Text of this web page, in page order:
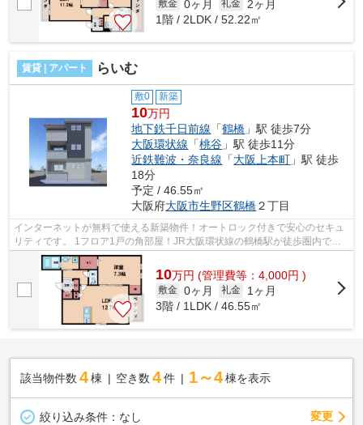
敷金 0ヶ月 礼金
2ヶ月
1階 / 2LDK / 52.22㎡
賃貸 | アパート らいむ
敷0 新築
10万円
地下鉄千日前線 「鶴橋 」駅 徒歩7分
大阪環状線 「桃谷 」駅 徒歩11分
近鉄難波・奈良線 「大阪上本町 」駅 徒歩
18分
予定 / 46.55㎡
大阪府大阪市生野区鶴橋２丁目
インターネットが無料で使える新築物件！オートロック付きで安心のセキュ
リティです。 1フロア1戸の角部屋！JR大阪環状線の鶴橋駅が徒歩圏内で、
大阪駅や天王寺駅に乗り換えなしでア...
10万円 (管理費等：4,000円 )
敷金 0ヶ月 礼金
1ヶ月
3階 / 1LDK / 46.55㎡
該当物件数 4棟 空き数 4 件 1～4 棟を表示
絞り込み条件： なし 変更